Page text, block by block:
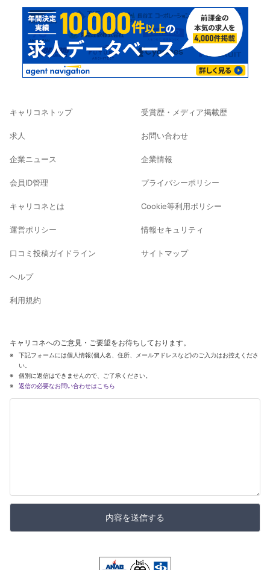
キャリコネトップ
求人
企業ニュース
会員ID管理
キャリコネとは
運営ポリシー
口コミ投稿ガイドライン
ヘルプ
利用規約
受賞歴・メディア掲載歴
お問い合わせ
企業情報
プライバシーポリシー
Cookie等利用ポリシー
情報セキュリティ
サイトマップ
キャリコネへのご意見・ご要望をお待ちしております。
下記フォームには個人情報(個人名、住所、メールアドレスなど)のご入力はお控えくださ
い。
個別に返信はできませんので、ご了承ください。
返信の必要なお問い合わせはこちら
内容を送信する